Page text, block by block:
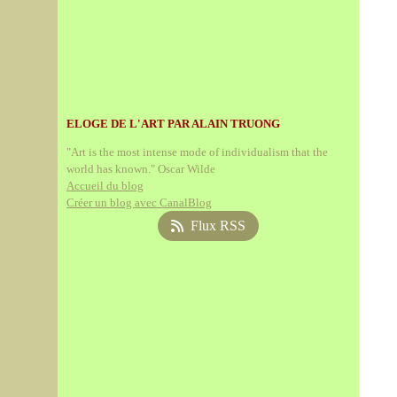
ELOGE DE L'ART PAR ALAIN TRUONG
"Art is the most intense mode of individualism that the
world has known." Oscar Wilde
Accueil du blog
Créer un blog avec CanalBlog
Flux RSS